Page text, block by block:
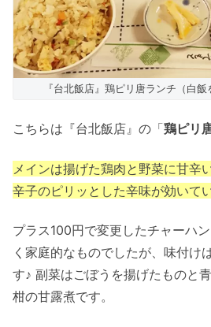
『台北飯店』鶏ピリ唐ランチ（白飯
こちらは『台北飯店』の「鶏ピリ
メインは揚げた鶏肉と野菜に甘辛
辛子のピリッとした辛味が効いて
プラス100円で変更したチャーハ
く家庭的なものでしたが、味付け
す♪ 副菜はごぼうを揚げたものと
柑の甘露煮です。